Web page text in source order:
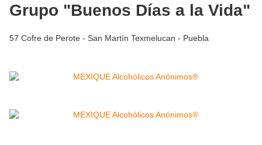
Grupo "Buenos Días a la Vida"
57 Cofre de Perote - San Martín Texmelucan - Puebla